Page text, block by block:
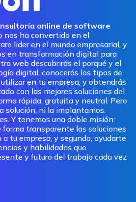
online de software
nos ha convertido en el
lider en el mundo empresarial, y
en transformación digital para
web descubrirás el porqué y el
digital, conocerás los tipos de
en tu empresa, y obtendrás
con las mejores soluciones del
rápida, gratuita y neutral. Pero
solución, ni la implantamos.
Y tenemos una doble misión:
forma transparente las soluciones
tu empresa; y segundo, ayudarte
y habilidades que
y futuro del trabajo cada vez